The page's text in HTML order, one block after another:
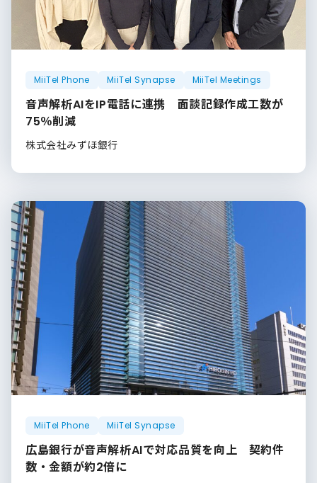
MiiTel Phone MiiTel Synapse MiiTel Meetings
音声解析AIをIP電話に連携 面談記録作成工数が
75％削減
株式会社みずほ銀行
MiiTel Phone MiiTel Synapse
広島銀行が音声解析AIで対応品質を向上 契約件
数・金額が約2倍に